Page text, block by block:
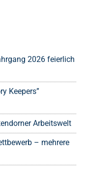
2026 feierlich
Keepers”
Arbeitswelt
– mehrere